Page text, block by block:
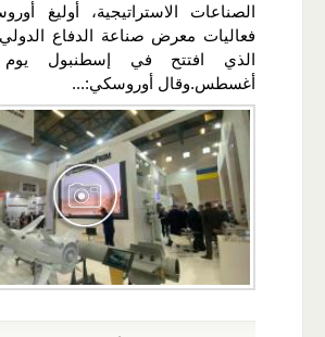
الصناعات الاستراتيجية، أوليغ
أغسطس.وقال أوروسكي:...